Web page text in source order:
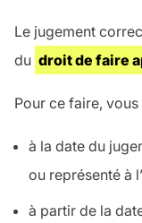
Le jugement
du droit de faire
Pour ce faire, vous
à la date du
ou représenté à
à partir de la